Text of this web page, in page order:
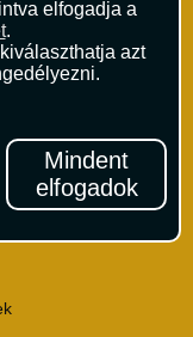
elfogadja a
.
azt
Mindent
elfogadok